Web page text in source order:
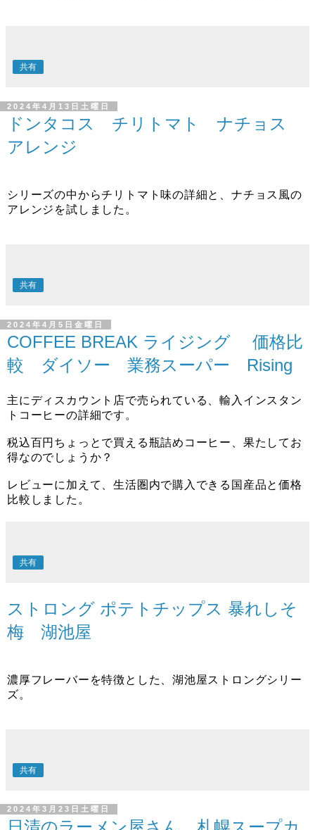
共有
2024年4月13日土曜日
ドンタコス チリトマト ナチョス
アレンジ
シリーズの中からチリトマト味の詳細と、ナチョス風の
アレンジを試しました。
共有
2024年4月5日金曜日
COFFEE BREAK ライジング 価格比
較 ダイソー 業務スーパー Rising
主にディスカウント店で売られている、輸入インスタン
トコーヒーの詳細です。
税込百円ちょっとで買える瓶詰めコーヒー、果たしてお
得なのでしょうか？
レビューに加えて、生活圏内で購入できる国産品と価格
比較しました。
共有
ストロング ポテトチップス 暴れしそ
梅 湖池屋
濃厚フレーバーを特徴とした、湖池屋ストロングシリー
ズ。
共有
2024年3月23日土曜日